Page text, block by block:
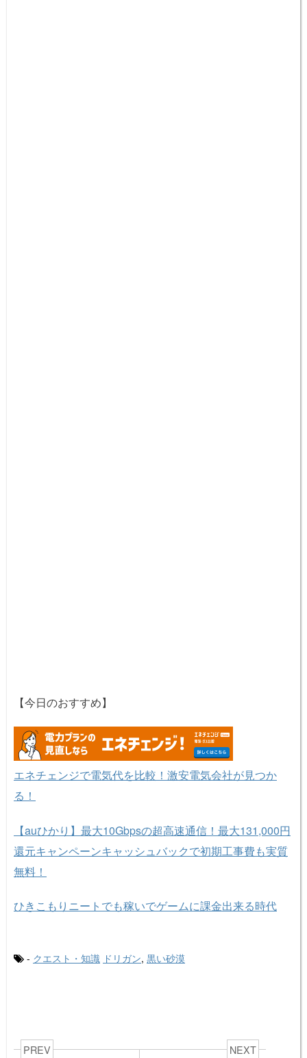
【今日のおすすめ】
エネチェンジで電気代を比較！激安電気会社が見つか
る！
【auひかり】最大10Gbpsの超高速通信！最大131,000円
還元キャンペーンキャッシュバックで初期工事費も実質
無料！
ひきこもりニートでも稼いでゲームに課金出来る時代
- クエスト・知識 ドリガン, 黒い砂漠
PREV NEXT